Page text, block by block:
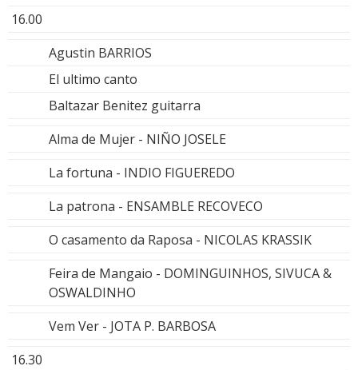
16.00
Agustin BARRIOS
El ultimo canto
Baltazar Benitez guitarra
Alma de Mujer - NIÑO JOSELE
La fortuna - INDIO FIGUEREDO
La patrona - ENSAMBLE RECOVECO
O casamento da Raposa - NICOLAS KRASSIK
Feira de Mangaio - DOMINGUINHOS, SIVUCA &
OSWALDINHO
Vem Ver - JOTA P. BARBOSA
16.30